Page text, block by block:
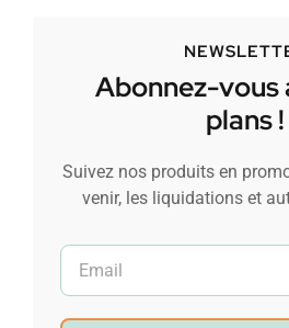
Abonnez-vous
plans !
Suivez nos produits en
venir, les liquidations et